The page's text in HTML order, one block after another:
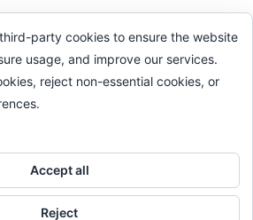
Reservados.
party cookies to ensure the website
usage, and improve our services.
reject non-essential cookies, or
Accept all
Reject